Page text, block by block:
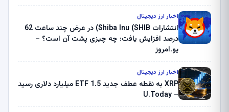
ثبت کرد – گزارش کریپتو صبح – U.Today
اخبار ارز دیجیتال
انتشارات Shiba Inu (SHIB) در عرض چند ساعت 62
درصد افزایش یافت: چه چیزی پشت آن است؟ –
یو.امروز
اخبار ارز دیجیتال
XRP به نقطه عطف جدید ETF 1.5 میلیارد دلاری رسید
– U.Today